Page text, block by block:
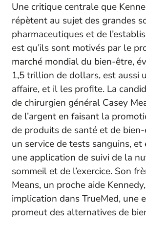
Une critique centrale que
répètent au sujet des grandes
pharmaceutiques et de
est qu’ils sont motivés par le
marché mondial du bien-être,
1,5 trillion de dollars, est aussi
affaire, et il les profite. La
de chirurgien général Casey
de l’argent en faisant la
de produits de santé et de
un service de tests sanguins,
une application de suivi de la
sommeil et de l’exercice. Son
Means, un proche aide
implication dans TrueMed, une
promeut des alternatives de